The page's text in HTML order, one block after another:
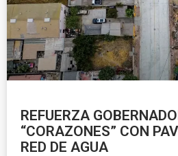
REFUERZA
“CORAZONES” CON
RED DE AGUA